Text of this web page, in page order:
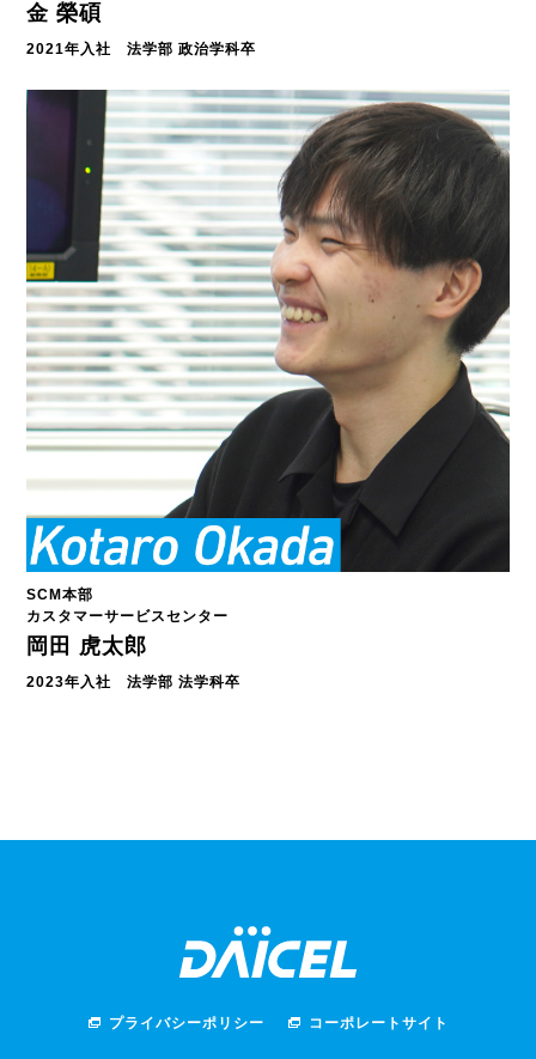
金 榮碩
2021年入社 法学部 政治学科卒
SCM本部
カスタマーサービスセンター
岡田 虎太郎
2023年入社 法学部 法学科卒
プライバシーポリシー コーポレートサイト